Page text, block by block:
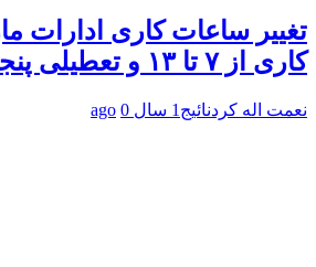
تغییر ساعات کاری ادارات
کاری از ۷ تا ۱۳ و تعطیلی پنجشنبه‌ها
نعمت اله کردنائیج 1 سال ago 0